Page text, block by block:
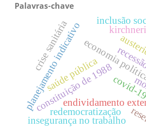
Palavras-chave
constituição de 1988
economia
planejamento indicativoendividamento
covid-
saúde pública
crise sanitária
redemocratização
inclusão
insegurança no trabalho